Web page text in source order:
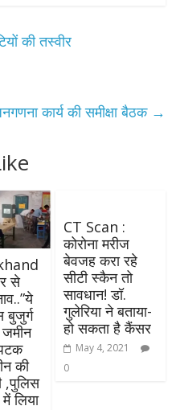
की तस्वीर
कार्य की समीक्षा बैठक →
से
की
,पुलिस
लिया
CT Scan :
कोरोना मरीज
बेवजह करा रहे
सीटी स्कैन तो
सावधान! डॉ.
गुलेरिया ने बताया-
हो सकता है कैंसर
May 4, 2021
0